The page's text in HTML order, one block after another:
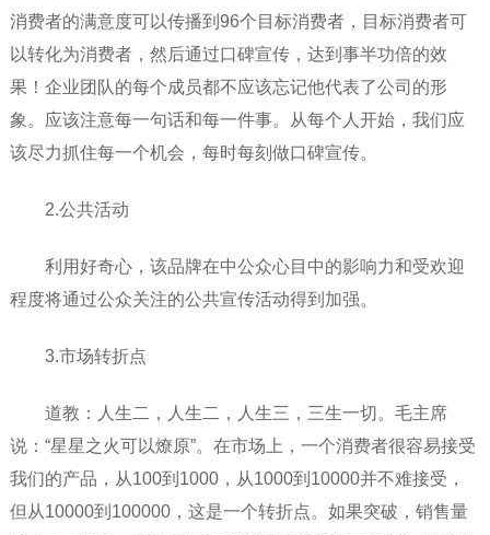
消费者的满意度可以传播到96个目标消费者，目标消费者可
以转化为消费者，然后通过口碑宣传，达到事半功倍的效
果！企业团队的每个成员都不应该忘记他代表了公司的形
象。应该注意每一句话和每一件事。从每个人开始，我们应
该尽力抓住每一个机会，每时每刻做口碑宣传。
2.公共活动
利用好奇心，该品牌在中公众心目中的影响力和受欢迎
程度将通过公众关注的公共宣传活动得到加强。
3.市场转折点
道教：人生二，人生二，人生三，三生一切。毛主席
说：“星星之火可以燎原”。在市场上，一个消费者很容易接受
我们的产品，从100到1000，从1000到10000并不难接受，
但从10000到100000，这是一个转折点。如果突破，销售量